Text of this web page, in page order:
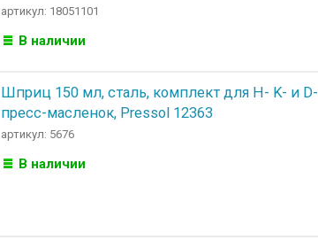
артикул: 18051101
В наличии
Шприц 150 мл, сталь, комплект для H- K- и D-
пресс-масленок, Pressol 12363
артикул: 5676
В наличии